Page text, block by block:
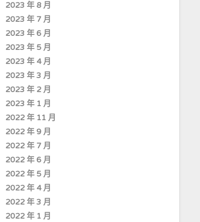
2023 年 8 月
2023 年 7 月
2023 年 6 月
2023 年 5 月
2023 年 4 月
2023 年 3 月
2023 年 2 月
2023 年 1 月
2022 年 11 月
2022 年 9 月
2022 年 7 月
2022 年 6 月
2022 年 5 月
2022 年 4 月
2022 年 3 月
2022 年 1 月